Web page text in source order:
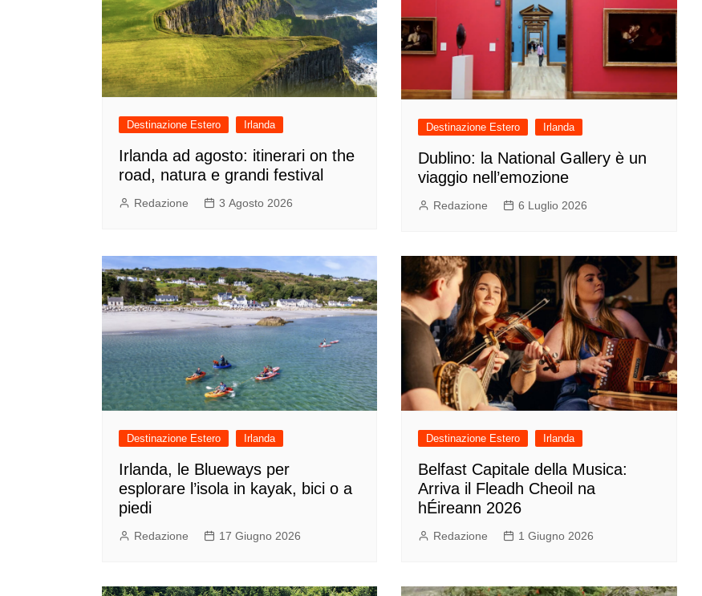
Destinazione Estero Irlanda
Irlanda ad agosto: itinerari on the
road, natura e grandi festival
Redazione 3 Agosto 2026
Destinazione Estero Irlanda
Dublino: la National Gallery è un
viaggio nell’emozione
Redazione 6 Luglio 2026
Destinazione Estero Irlanda
Irlanda, le Blueways per
esplorare l’isola in kayak, bici o a
piedi
Redazione 17 Giugno 2026
Destinazione Estero Irlanda
Belfast Capitale della Musica:
Arriva il Fleadh Cheoil na
hÉireann 2026
Redazione 1 Giugno 2026